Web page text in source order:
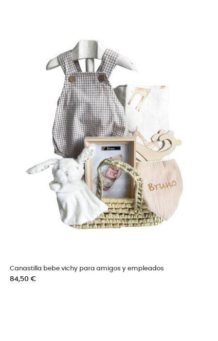
Canastilla bebe vichy para amigos y empleados
Precio
84,50 €